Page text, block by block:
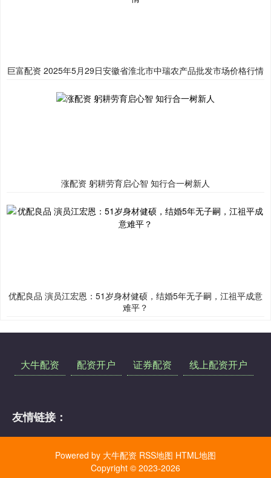
巨富配资 2025年5月29日安徽省淮北市中瑞农产品批发市场价格行情
涨配资 躬耕劳育启心智 知行合一树新人
优配良品 演员江宏恩：51岁身材健硕，结婚5年无子嗣，江祖平成意
难平？
大牛配资 配资开户 证券配资 线上配资开户
友情链接：
Powered by 大牛配资 RSS地图 HTML地图
Copyright © 2023-2026